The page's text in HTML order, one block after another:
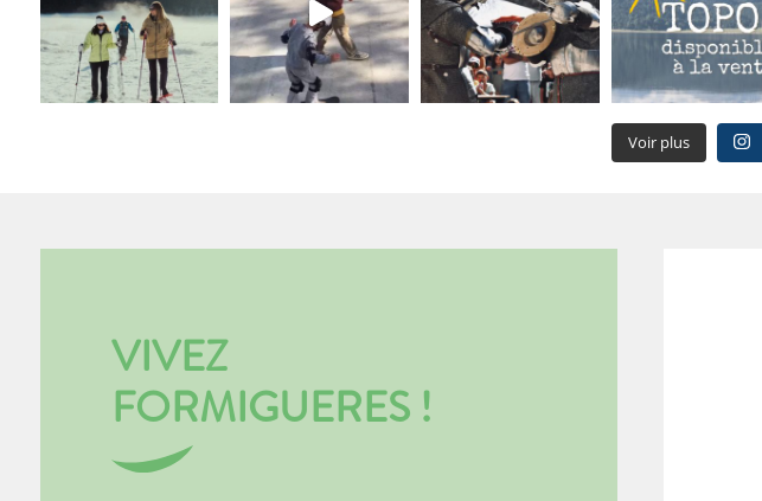
Voir plus
VIVEZ
FORMIGUERES !